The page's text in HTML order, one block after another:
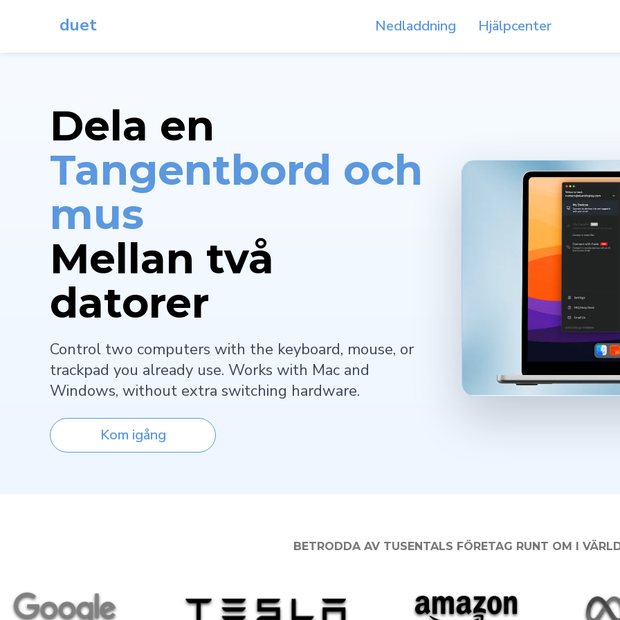
duet Nedladdning Hjälpcenter
Dela en
Tangentbord och
mus
Mellan två
datorer
Control two computers with the keyboard, mouse, or
trackpad you already use. Works with Mac and
Windows, without extra switching hardware.
Kom igång
BETRODDA AV TUSENTALS FÖRETAG RUNT OM I